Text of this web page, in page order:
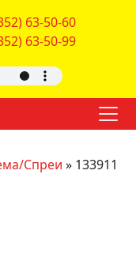
63-50-60
63-50-99
Спреи » 133911